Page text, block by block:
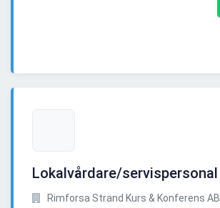
Lokalvårdare/servispersonal
Rimforsa Strand Kurs & Konferens AB